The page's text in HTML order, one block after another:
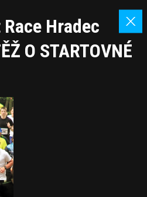
Hradec
O STARTOVNÉ